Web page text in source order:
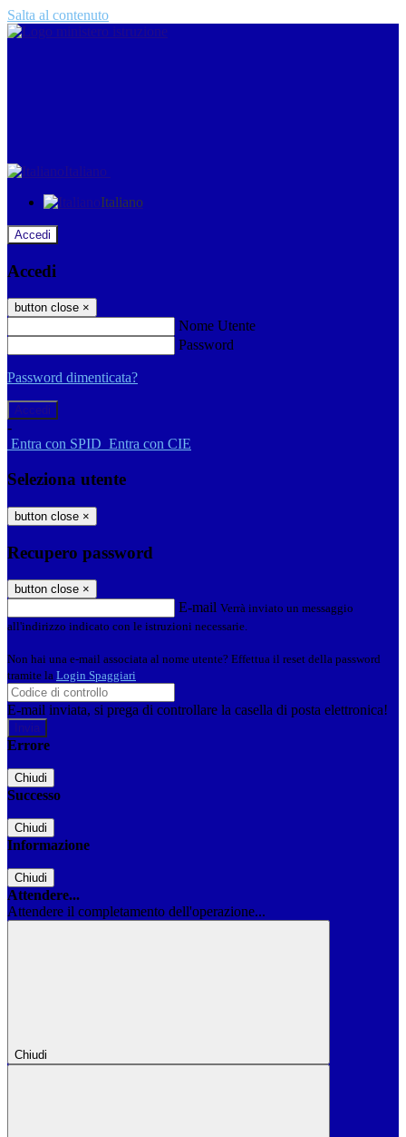
Salta al contenuto
Italiano
Italiano
Accedi
Accedi
button close ×
Nome Utente
Password
Password dimenticata?
-
Entra con SPID Entra con CIE
Seleziona utente
button close ×
Recupero password
button close ×
E-mail Verrà inviato un messaggio
all'indirizzo indicato con le istruzioni necessarie.
Non hai una e-mail associata al nome utente? Effettua il reset della password
tramite la Login Spaggiari
E-mail inviata, si prega di controllare la casella di posta elettronica!
Errore
Chiudi
Successo
Chiudi
Informazione
Chiudi
Attendere...
Attendere il completamento dell'operazione...
Chiudi